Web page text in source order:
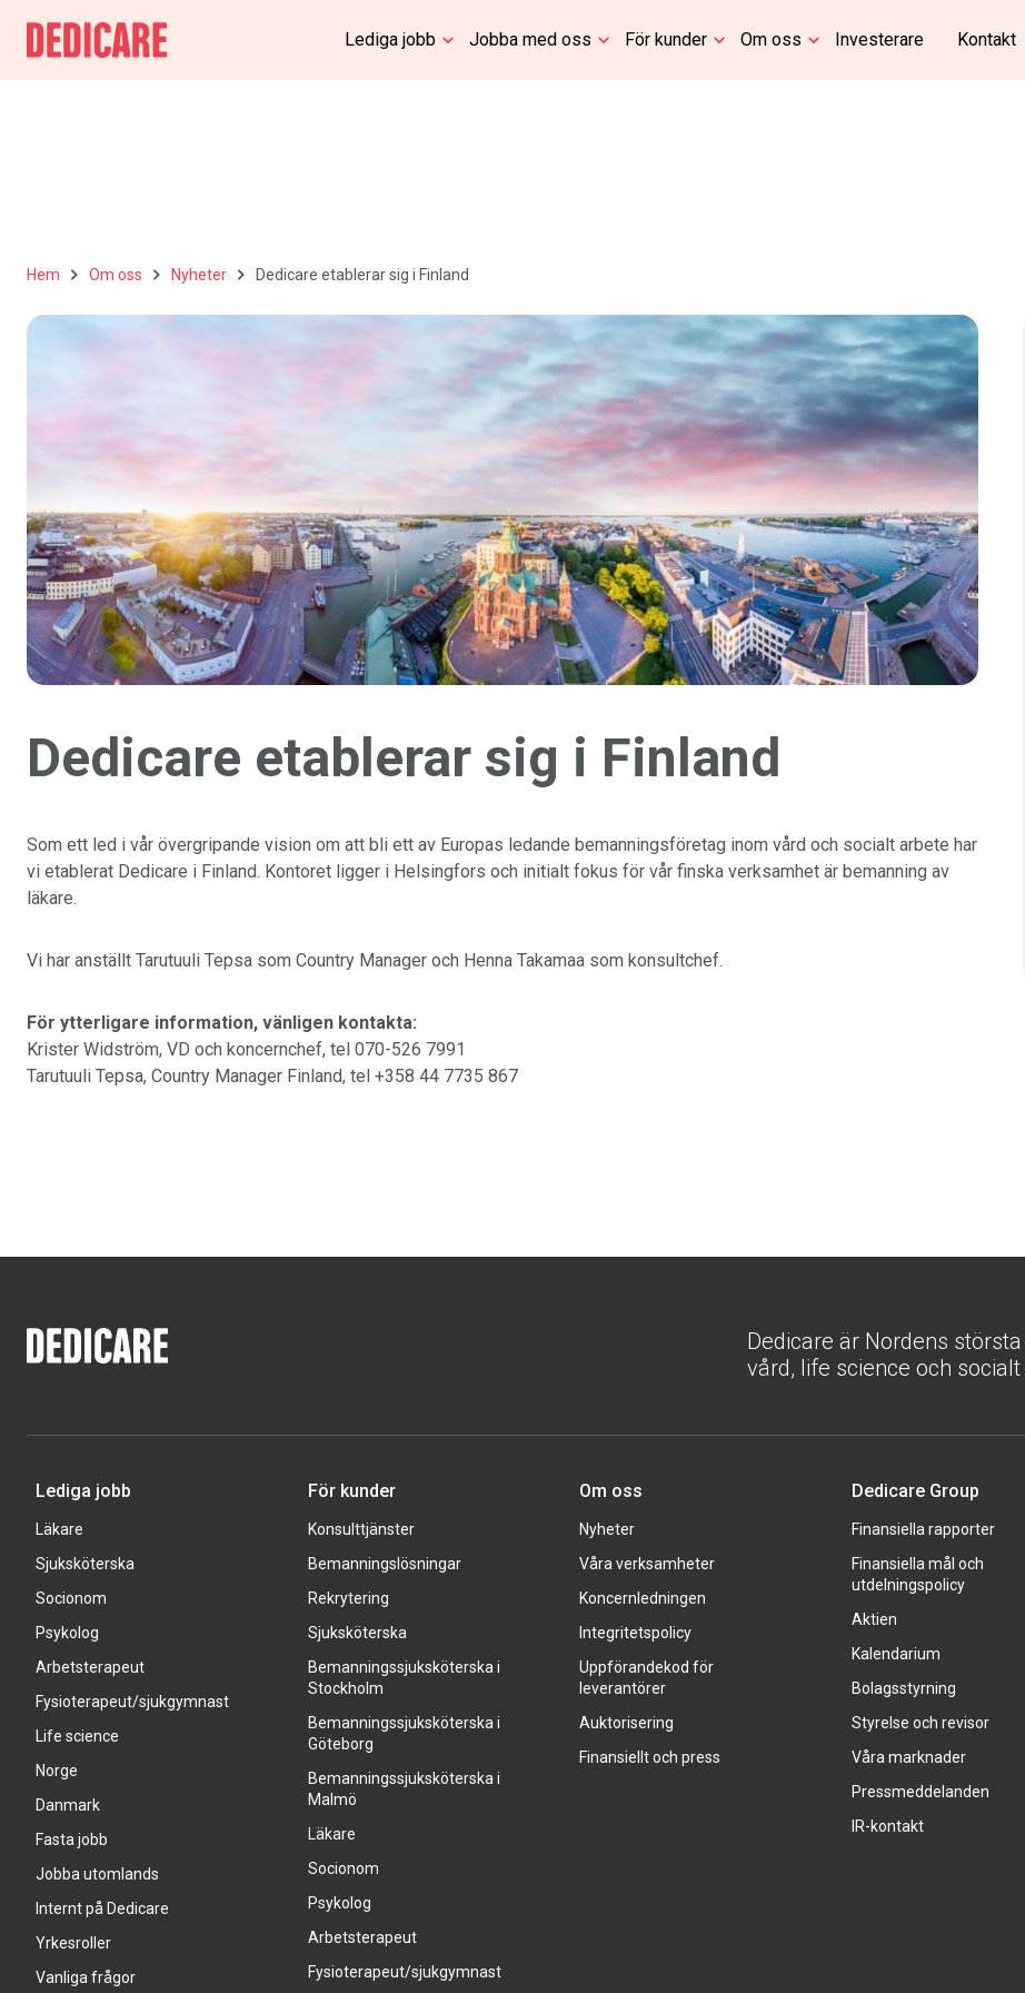
Lediga jobb Jobba med oss För kunder Om oss Investerare Kontakt
Hem Om oss Nyheter Dedicare etablerar sig i Finland
Dedicare etablerar sig i Finland
Som ett led i vår övergripande vision om att bli ett av Europas ledande bemanningsföretag inom vård och socialt arbete har
vi etablerat Dedicare i Finland. Kontoret ligger i Helsingfors och initialt fokus för vår finska verksamhet är bemanning av
läkare.
Vi har anställt Tarutuuli Tepsa som Country Manager och Henna Takamaa som konsultchef.
För ytterligare information, vänligen kontakta:
Krister Widström, VD och koncernchef, tel 070-526 7991
Tarutuuli Tepsa, Country Manager Finland, tel +358 44 7735 867
Dedicare är Nordens
vård, life science och
Lediga jobb
Läkare
Sjuksköterska
Socionom
Psykolog
Arbetsterapeut
Fysioterapeut/sjukgymnast
Life science
Norge
Danmark
Fasta jobb
Jobba utomlands
Internt på Dedicare
Yrkesroller
Vanliga frågor
För kunder
Konsulttjänster
Bemanningslösningar
Rekrytering
Sjuksköterska
Bemanningssjuksköterska i
Stockholm
Bemanningssjuksköterska i
Göteborg
Bemanningssjuksköterska i
Malmö
Läkare
Socionom
Psykolog
Arbetsterapeut
Fysioterapeut/sjukgymnast
Om oss
Nyheter
Våra verksamheter
Koncernledningen
Integritetspolicy
Uppförandekod för
leverantörer
Auktorisering
Finansiellt och press
Dedicare Group
Finansiella rapporter
Finansiella mål och
utdelningspolicy
Aktien
Kalendarium
Bolagsstyrning
Styrelse och revisor
Våra marknader
Pressmeddelanden
IR-kontakt